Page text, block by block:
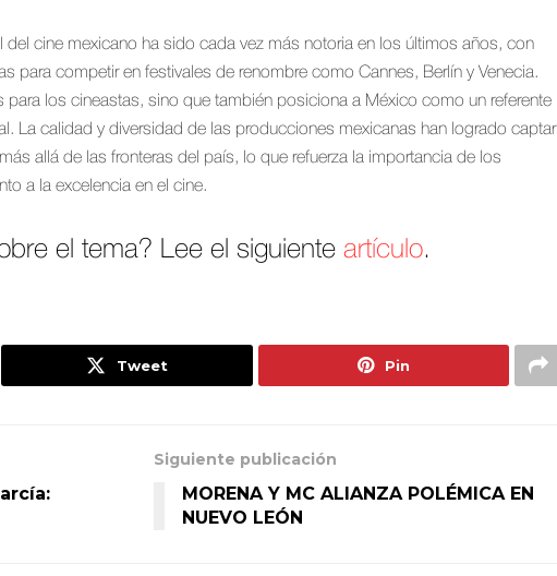
del cine mexicano ha sido cada vez más notoria en los últimos años, con
para competir en festivales de renombre como Cannes, Berlín y Venecia.
para los cineastas, sino que también posiciona a México como un referente
La calidad y diversidad de las producciones mexicanas han logrado captar
allá de las fronteras del país, lo que refuerza la importancia de los
a la excelencia en el cine.
el tema? Lee el siguiente artículo.
Tweet Pin
Siguiente publicación
MORENA Y MC ALIANZA POLÉMICA EN
NUEVO LEÓN